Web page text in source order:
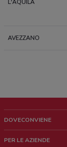
L'AQUILA
AVEZZANO
DOVECONVIENE
PER LE AZIENDE